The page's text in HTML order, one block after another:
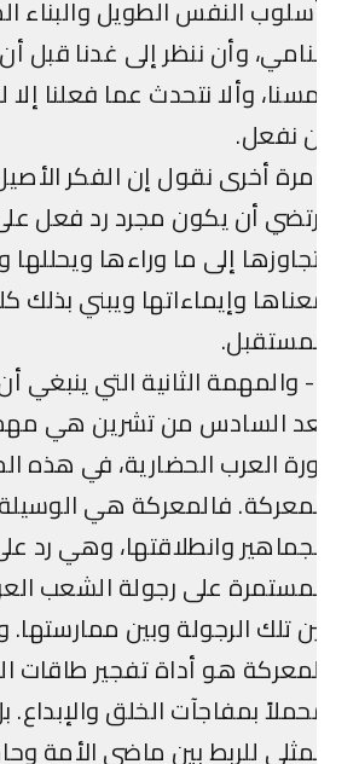
النفس الطويل والبناء
وأن ننظر إلى غدنا قبل أن
وألا نتحدث عما فعلنا إلا
نفعل.
أخرى نقول إن الفكر الأصيل
أن يكون مجرد رد فعل على
إلى ما وراءها ويحللها
وإيماءاتها ويبني بذلك كله
2- والمهمة الثانية التي ينبغي أن
السادس من تشرين هي مهمة
العرب الحضارية، في هذه
فالمعركة هي الوسيلة
وانطلاقتها، وهي رد على
على رجولة الشعب
تلك الرجولة وبين ممارستها.
هو أداة تفجير طاقات
بمفاجآت الخلق والإبداع. بل
للربط بين ماضي الأمة